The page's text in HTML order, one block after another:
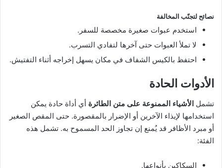
نصائح لتجنّب المخالفة
استخدم عبوات صغيرة مخصصة للسفر.
لا تملأ العبوات حتى آخرها لتفادي التسرب.
احتفظ بالكيس الشفاف في مكان يسهل إخراجه أثناء التفتيش.
الأدوات الحادة
تشمل الأشياء الممنوعة على متن الطائرة أي أداة حادة يمكن
استخدامها لإيذاء الآخرين أو الإضرار بالمقصورة. حتى المقص الصغير
أو مبرد الأظافر قد يُمنع إن تجاوز الحد المسموح به. تشمل هذه
الفئة:
السكاكين بأنواعها.